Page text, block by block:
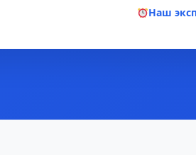
Наш